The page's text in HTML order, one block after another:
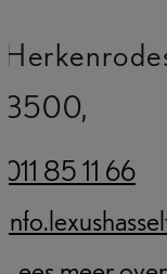
3500,
011 85 11 66
(Opens